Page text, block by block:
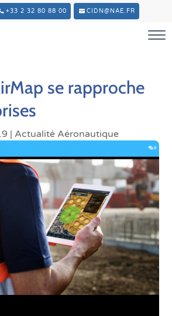
+33 2 32 80 88 00 CIDN@NAE.FR
se rapproche
| Actualité Aéronautique